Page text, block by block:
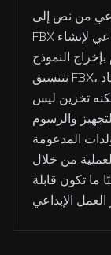
من نص إلى
FBX هو أداة متخصصة تستخدم الذكاء الاصطناعي لإنشاء
النموذج
بتنسيق FBX، وهو معيار صناعي في رسومات ثلاثية الأبعاد
تخزين ليس
والرسوم
المدعومة
من خلال
ما تكون قابلة